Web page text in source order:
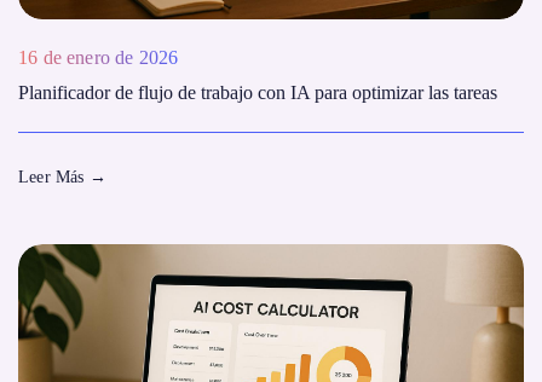
16 de enero de 2026
Planificador de flujo de trabajo con IA para optimizar las tareas
Leer Más →